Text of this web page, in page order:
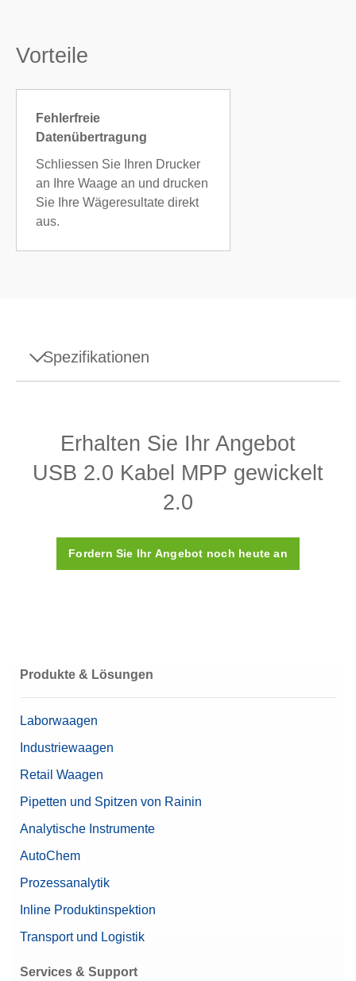
Vorteile
Fehlerfreie
Datenübertragung
Schliessen Sie Ihren Drucker
an Ihre Waage an und drucken
Sie Ihre Wägeresultate direkt
aus.
Spezifikationen
1 m
Zubehörkategorie Konnektivität
Erhalten Sie Ihr Angebot
USB 2.0 Kabel MPP gewickelt
2.0
Fordern Sie Ihr Angebot noch heute an
Produkte & Lösungen
Laborwaagen
Industriewaagen
Retail Waagen
Pipetten und Spitzen von Rainin
Analytische Instrumente
AutoChem
Prozessanalytik
Inline Produktinspektion
Transport und Logistik
Services & Support